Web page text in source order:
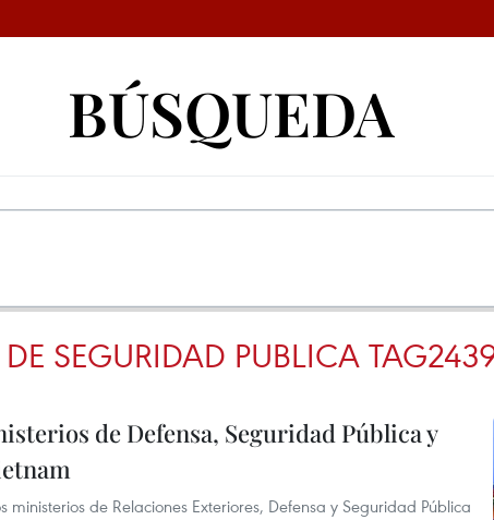
BÚSQUEDA
SEGURIDAD PUBLICA
de Defensa, Seguridad Pública y
de Relaciones Exteriores, Defensa y Seguridad Pública